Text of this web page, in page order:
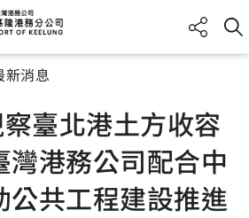
新消息
臺北港土方收容
灣港務公司配合中
公共工程建設推進